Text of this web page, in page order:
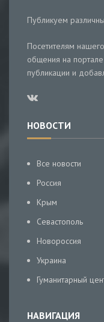
Публикуем
Посетителям
общения на
публикации и
НОВОСТИ
Все новости
Россия
Крым
Севастополь
Новороссия
Украина
Гуманитарный
НАВИГАЦИЯ